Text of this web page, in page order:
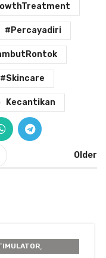
#percayadiri
#Skincare
Kecantikan
Older
,